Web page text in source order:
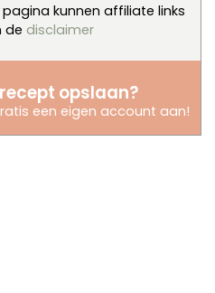
kunnen affiliate links
de
disclaimer
opslaan?
een eigen account aan!